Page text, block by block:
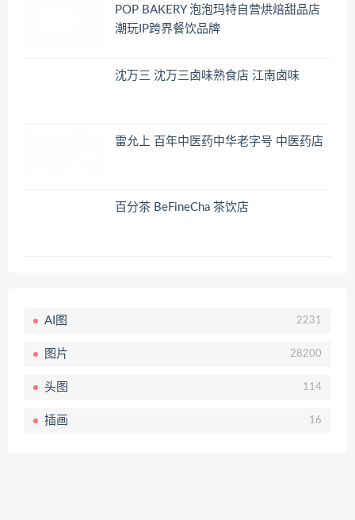
POP BAKERY 泡泡玛特自营烘焙甜品店
潮玩IP跨界餐饮品牌
沈万三 沈万三卤味熟食店 江南卤味
雷允上 百年中医药中华老字号 中医药店
百分茶 BeFineCha 茶饮店
AI图 2231
图片 28200
头图 114
插画 16